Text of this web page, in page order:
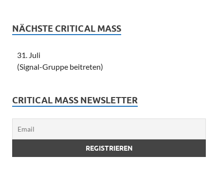
NÄCHSTE CRITICAL MASS
31. Juli
(Signal-Gruppe beitreten)
CRITICAL MASS NEWSLETTER